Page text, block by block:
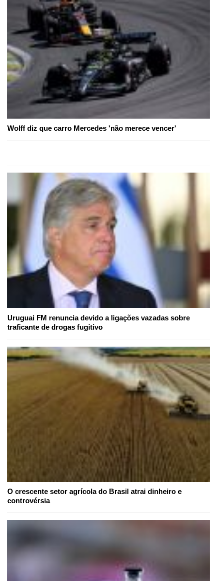
Wolff diz que carro Mercedes 'não merece vencer'
Uruguai FM renuncia devido a ligações vazadas sobre
traficante de drogas fugitivo
O crescente setor agrícola do Brasil atrai dinheiro e
controvérsia